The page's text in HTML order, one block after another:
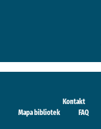
Kontakt
Mapa bibliotek
FAQ